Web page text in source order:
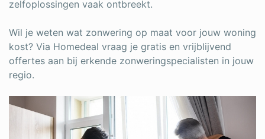
zelfoplossingen vaak ontbreekt.
Wil je weten wat zonwering op maat voor jouw woning
kost? Via Homedeal vraag je gratis en vrijblijvend
offertes aan bij erkende zonweringspecialisten in jouw
regio.